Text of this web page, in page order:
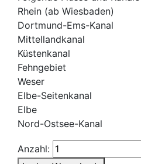
Rhein (ab Wiesbaden)
Dortmund-Ems-Kanal
Mittellandkanal
Küstenkanal
Fehngebiet
Weser
Elbe-Seitenkanal
Elbe
Nord-Ostsee-Kanal
Anzahl: